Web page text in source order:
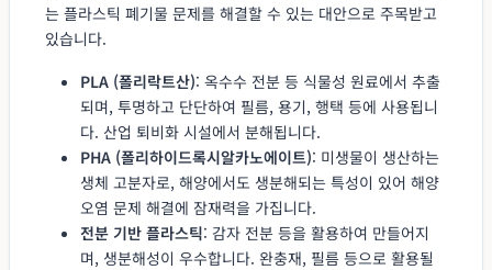
는 플라스틱 폐기물 문제를 해결할 수 있는 대안으로 주목받고
있습니다.
PLA (폴리락트산): 옥수수 전분 등 식물성 원료에서 추출
되며, 투명하고 단단하여 필름, 용기, 행택 등에 사용됩니
다. 산업 퇴비화 시설에서 분해됩니다.
PHA (폴리하이드록시알카노에이트): 미생물이 생산하는
생체 고분자로, 해양에서도 생분해되는 특성이 있어 해양
오염 문제 해결에 잠재력을 가집니다.
전분 기반 플라스틱: 감자 전분 등을 활용하여 만들어지
며, 생분해성이 우수합니다. 완충재, 필름 등으로 활용될